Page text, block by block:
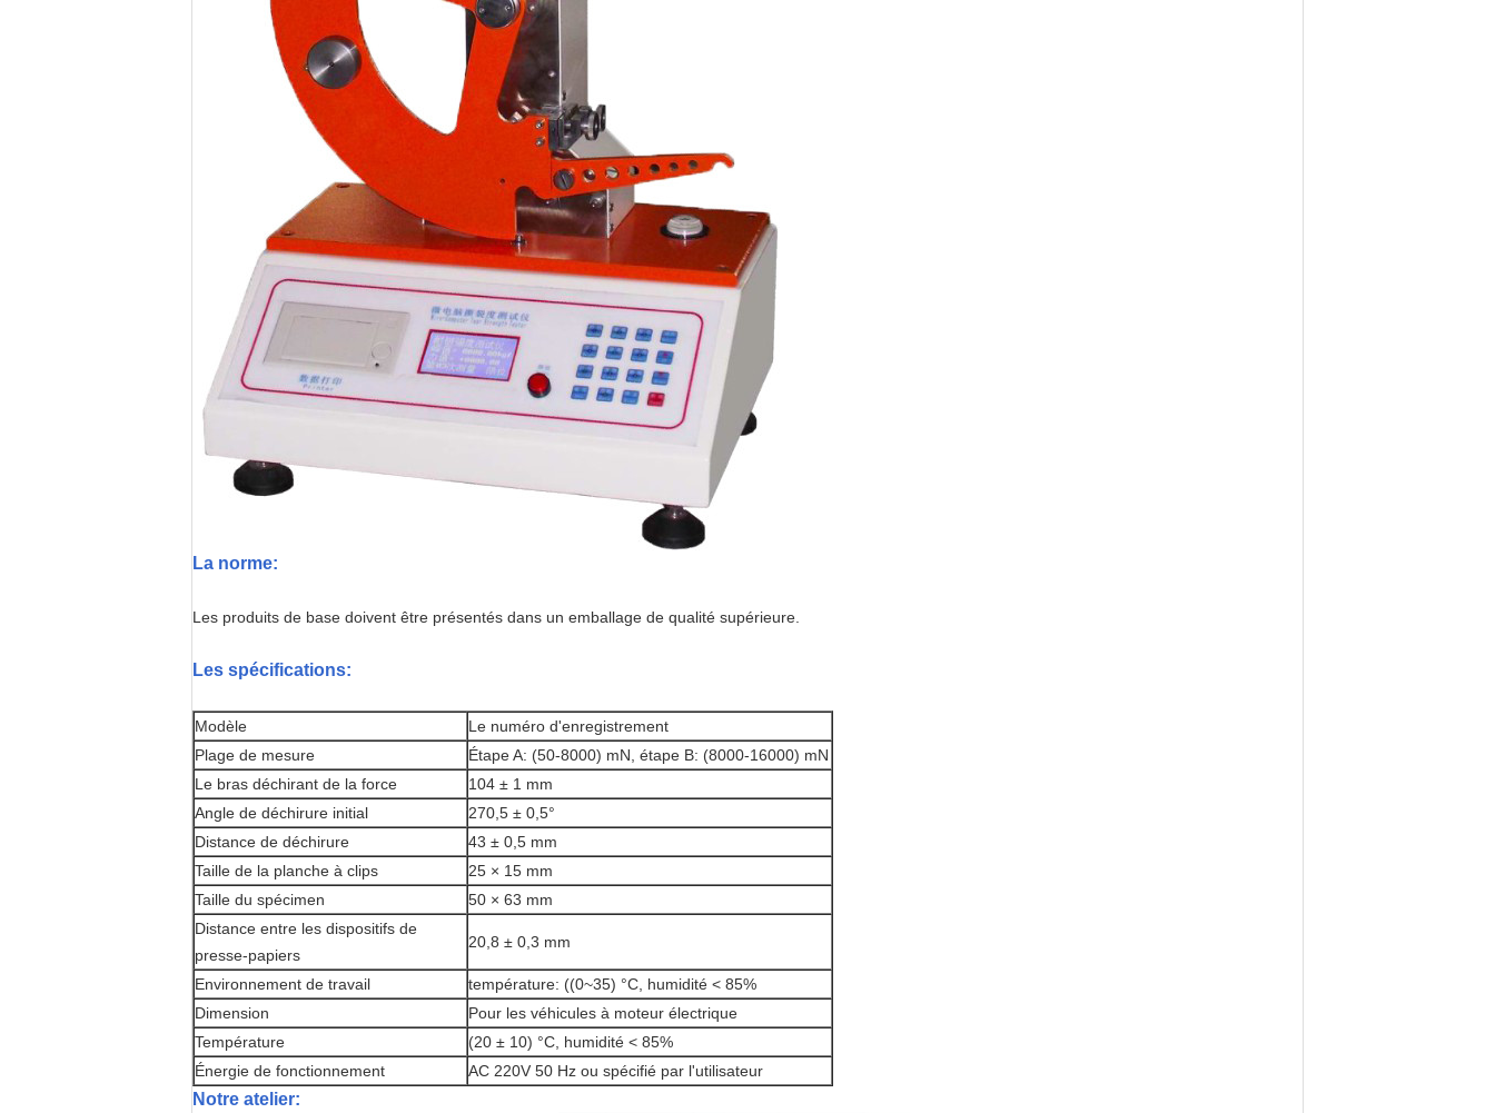
La norme:
Les produits de base doivent être présentés dans un emballage de qualité supérieure.
Les spécifications:
Modèle
Le numéro d'enregistrement
Plage de mesure
Étape A: (50-8000) mN, étape B: (8000-16000) mN
Le bras déchirant de la force
104 ± 1 mm
Angle de déchirure initial
270,5 ± 0,5°
Distance de déchirure
43 ± 0,5 mm
Taille de la planche à clips
25 × 15 mm
Taille du spécimen
50 × 63 mm
Distance entre les dispositifs de
presse-papiers
20,8 ± 0,3 mm
Environnement de travail
température: ((0~35) °C, humidité < 85%
Dimension
Pour les véhicules à moteur électrique
Température
(20 ± 10) °C, humidité < 85%
Énergie de fonctionnement
AC 220V 50 Hz ou spécifié par l'utilisateur
Notre atelier: